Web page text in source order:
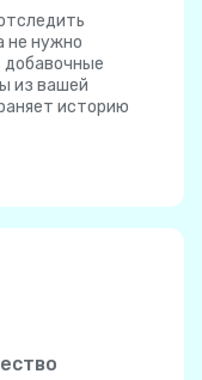
не нужно
добавочные
из вашей
историю